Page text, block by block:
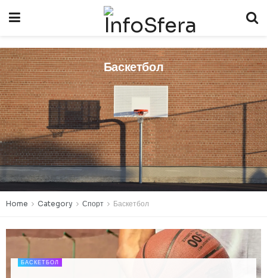
Баскетбол
Home Category Спорт Баскетбол
БАСКЕТБОЛ